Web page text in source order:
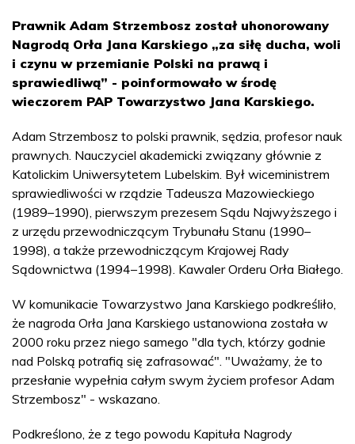
Prawnik Adam Strzembosz został uhonorowany
Nagrodą Orła Jana Karskiego „za siłę ducha, woli
i czynu w przemianie Polski na prawą i
sprawiedliwą” - poinformowało w środę
wieczorem PAP Towarzystwo Jana Karskiego.
Adam Strzembosz to polski prawnik, sędzia, profesor nauk
prawnych. Nauczyciel akademicki związany głównie z
Katolickim Uniwersytetem Lubelskim. Był wiceministrem
sprawiedliwości w rządzie Tadeusza Mazowieckiego
(1989–1990), pierwszym prezesem Sądu Najwyższego i
z urzędu przewodniczącym Trybunału Stanu (1990–
1998), a także przewodniczącym Krajowej Rady
Sądownictwa (1994–1998). Kawaler Orderu Orła Białego.
W komunikacie Towarzystwo Jana Karskiego podkreśliło,
że nagroda Orła Jana Karskiego ustanowiona została w
2000 roku przez niego samego "dla tych, którzy godnie
nad Polską potrafią się zafrasować". "Uważamy, że to
przesłanie wypełnia całym swym życiem profesor Adam
Strzembosz" - wskazano.
Podkreślono, że z tego powodu Kapituła Nagrody